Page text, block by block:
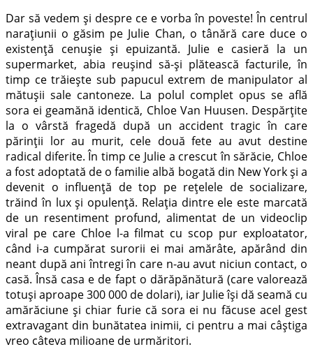
Dar să vedem și despre ce e vorba în poveste! În centrul
narațiunii o găsim pe Julie Chan, o tânără care duce o
existență cenușie și epuizantă. Julie e casieră la un
supermarket, abia reușind să-și plătească facturile, în
timp ce trăiește sub papucul extrem de manipulator al
mătușii sale cantoneze. La polul complet opus se află
sora ei geamănă identică, Chloe Van Huusen. Despărțite
la o vârstă fragedă după un accident tragic în care
părinții lor au murit, cele două fete au avut destine
radical diferite. În timp ce Julie a crescut în sărăcie, Chloe
a fost adoptată de o familie albă bogată din New York și a
devenit o influență de top pe rețelele de socializare,
trăind în lux și opulență. Relația dintre ele este marcată
de un resentiment profund, alimentat de un videoclip
viral pe care Chloe l-a filmat cu scop pur exploatator,
când i-a cumpărat surorii ei mai amărâte, apărând din
neant după ani întregi în care n-au avut niciun contact, o
casă. Însă casa e de fapt o dărăpănătură (care valorează
totuși aproape 300 000 de dolari), iar Julie își dă seamă cu
amărăciune și chiar furie că sora ei nu făcuse acel gest
extravagant din bunătatea inimii, ci pentru a mai câștiga
vreo câteva milioane de urmăritori.